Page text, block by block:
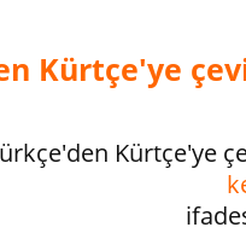
Kürtçe'ye
Kürtçe'ye